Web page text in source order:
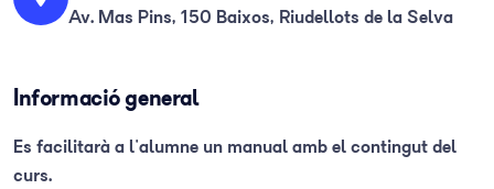
Av. Mas Pins, 150 Baixos, Riudellots de la Selva
Informació general
Es facilitarà a l'alumne un manual amb el contingut del
curs.